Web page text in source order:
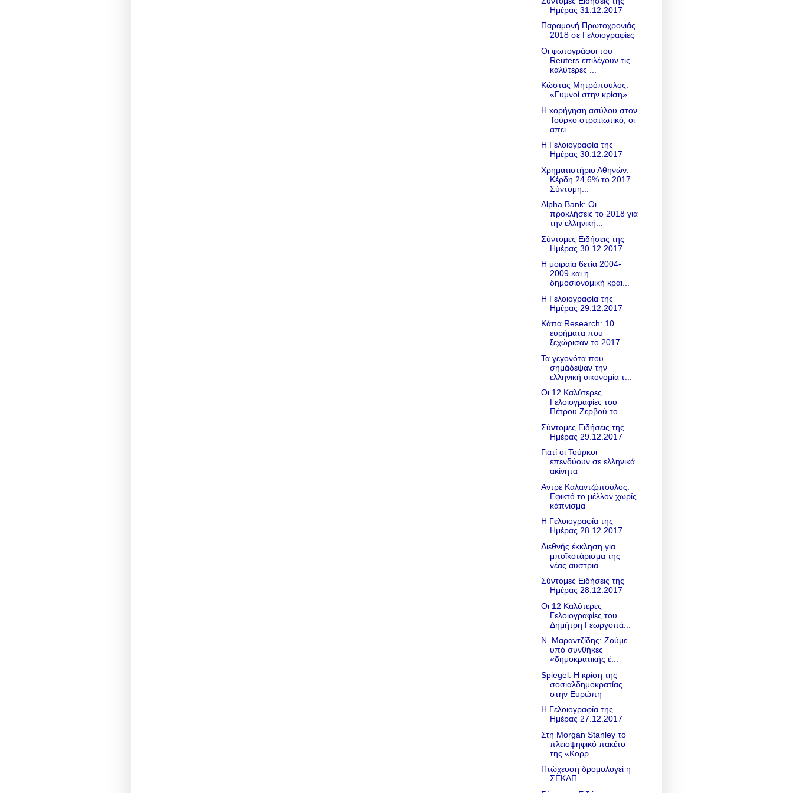
Ημέρας 31.12.2017
Παραμονή Πρωτοχρονιάς
2018 σε Γελοιογραφίες
Οι φωτογράφοι του
Reuters επιλέγουν τις
καλύτερες ...
Κώστας Μητρόπουλος:
«Γυμνοί στην κρίση»
H xορήγηση ασύλου στον
Τούρκο στρατιωτικό, οι
απει...
Η Γελοιογραφία της
Ημέρας 30.12.2017
Χρηματιστήριο Αθηνών:
Κέρδη 24,6% το 2017.
Σύντομη...
Alpha Bank: Οι
προκλήσεις το 2018 για
την ελληνική...
Σύντομες Ειδήσεις της
Ημέρας 30.12.2017
Η μοιραία 6ετία 2004-
2009 και η
δημοσιονομική κραι...
Η Γελοιογραφία της
Ημέρας 29.12.2017
Κάπα Research: 10
ευρήματα που
ξεχώρισαν το 2017
Τα γεγονότα που
σημάδεψαν την
ελληνική οικονομία τ...
Οι 12 Καλύτερες
Γελοιογραφίες του
Πέτρου Ζερβού το...
Σύντομες Ειδήσεις της
Ημέρας 29.12.2017
Γιατί οι Τούρκοι
επενδύουν σε ελληνικά
ακίνητα
Αντρέ Καλαντζόπουλος:
Εφικτό το μέλλον χωρίς
κάπνισμα
Η Γελοιογραφία της
Ημέρας 28.12.2017
Διεθνής έκκληση για
μποϊκοτάρισμα της
νέας αυστρια...
Σύντομες Ειδήσεις της
Ημέρας 28.12.2017
Οι 12 Καλύτερες
Γελοιογραφίες του
Δημήτρη Γεωργοπά...
Ν. Μαραντζίδης: Zούμε
υπό συνθήκες
«δημοκρατικής έ...
Spiegel: Η κρίση της
σοσιαλδημοκρατίας
στην Ευρώπη
Η Γελοιογραφία της
Ημέρας 27.12.2017
Στη Morgan Stanley το
πλειοψηφικό πακέτο
της «Κορρ...
Πτώχευση δρομολογεί η
ΣΕΚΑΠ